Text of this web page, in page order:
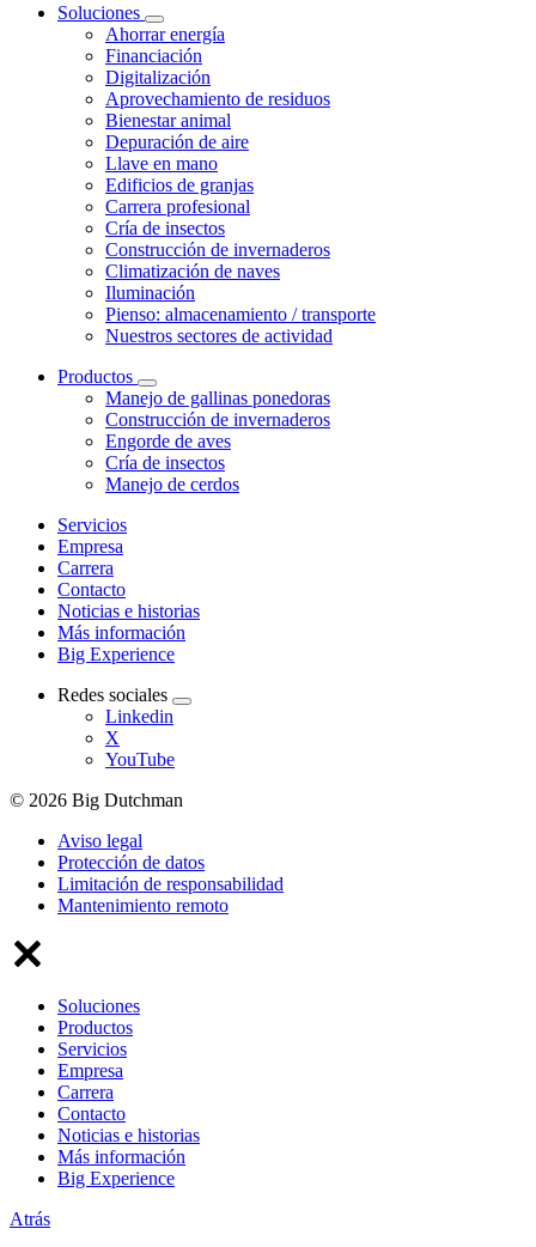
Soluciones
Ahorrar energía
Financiación
Digitalización
Aprovechamiento de residuos
Bienestar animal
Depuración de aire
Llave en mano
Edificios de granjas
Carrera profesional
Cría de insectos
Construcción de invernaderos
Climatización de naves
Iluminación
Pienso: almacenamiento / transporte
Nuestros sectores de actividad
Productos
Manejo de gallinas ponedoras
Construcción de invernaderos
Engorde de aves
Cría de insectos
Manejo de cerdos
Servicios
Empresa
Carrera
Contacto
Noticias e historias
Más información
Big Experience
Redes sociales
Linkedin
X
YouTube
© 2026 Big Dutchman
Aviso legal
Protección de datos
Limitación de responsabilidad
Mantenimiento remoto
Soluciones
Productos
Servicios
Empresa
Carrera
Contacto
Noticias e historias
Más información
Big Experience
Atrás